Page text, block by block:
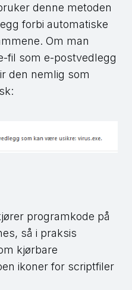
denne metoden
forbi automatiske
Om man
fil som e-postvedlegg
den nemlig som
programkode på
så i praksis
kjørbare
ikoner for scriptfiler